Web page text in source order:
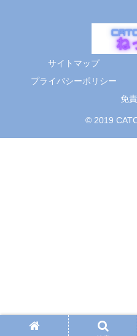
サイトマップ
プライバシーポリシー
免
© 2019